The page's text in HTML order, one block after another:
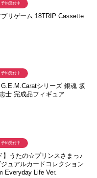
プリゲーム 18TRIP Cassette
予約受付中
G.E.M.Caratシリーズ 銀魂 坂
士 完成品フィギュア
予約受付中
】うたの☆プリンスさまっ♪
ュアルカードコレクション
Everyday Life Ver.
予約受付中